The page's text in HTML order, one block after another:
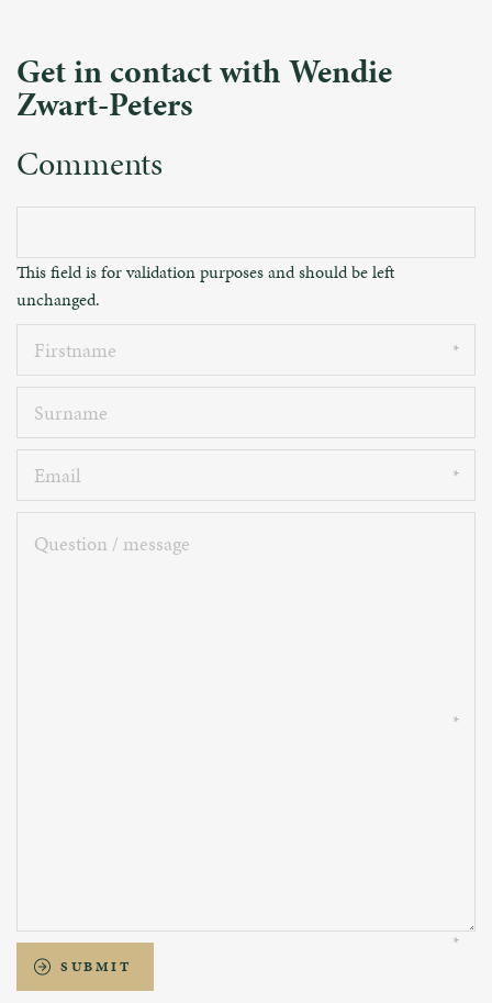
Get in contact with Wendie
Zwart-Peters
Comments
This field is for validation purposes and should be left
unchanged.
Firstname
Surname
Email
Question
SUBMIT